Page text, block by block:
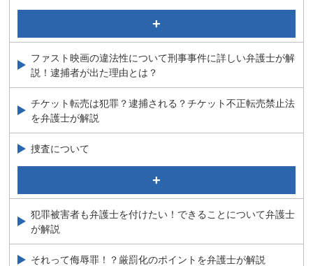
泣き寝入り！？ネット上の誹謗中傷に詳しい弁護士が解
説
業務妨害罪とは？威力業務妨害罪・偽計業務妨害罪につ
いて弁護士が解説
パパ活をしたら違法？刑事事件の経験豊富な弁護士が解
説！
ファスト映画の違法性について刑事事件に詳しい弁護士が解
説！逮捕者が出た理由とは？
チケット転売は犯罪？逮捕される？チケット不正転売禁止法
を弁護士が解説
捜査について
当事務所のサポート
捜査について（概要）
捜査の種類
捜査の端緒とは？刑事弁護に詳しい弁護士が解説
犯罪被害者も弁護士を付けたい！できることについて弁護士
が解説
それって侮辱罪！？厳罰化のポイントを弁護士が解説